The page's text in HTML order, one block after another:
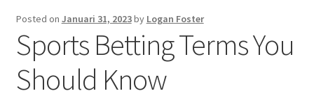
Contact us
Privacy Policy
Posted on Januari 31, 2023by Logan Foster
Sports Betting Terms You
Should Know